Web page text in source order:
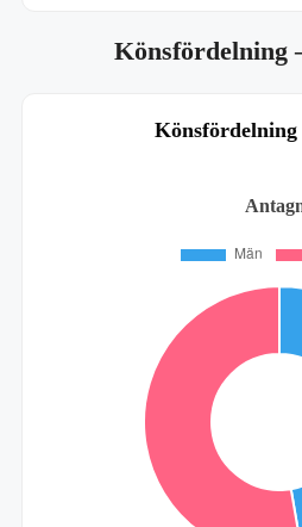
Könsfördelning